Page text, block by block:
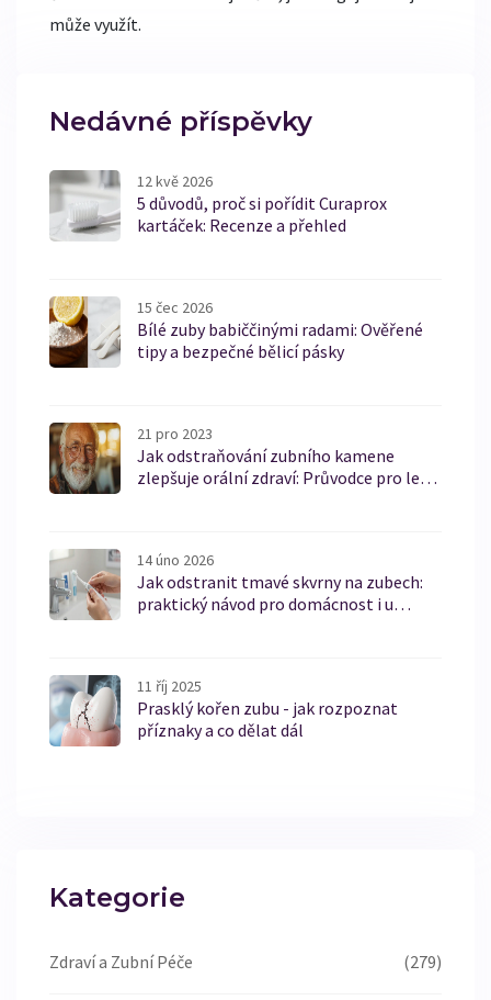
může využít.
Nedávné příspěvky
12 kvě 2026
5 důvodů, proč si pořídit Curaprox
kartáček: Recenze a přehled
15 čec 2026
Bílé zuby babiččinými radami: Ověřené
tipy a bezpečné bělicí pásky
21 pro 2023
Jak odstraňování zubního kamene
zlepšuje orální zdraví: Průvodce pro lepší
14 úno 2026
Jak odstranit tmavé skvrny na zubech:
praktický návod pro domácnost i u
11 říj 2025
Prasklý kořen zubu - jak rozpoznat
příznaky a co dělat dál
Kategorie
Zdraví a Zubní Péče (279)